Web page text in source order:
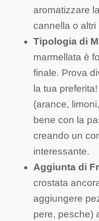
aromatizzare
cannella o altri
Tipologia di
marmellata è
finale. Prova
la tua
(arance,
bene con la
creando un
interessante.
Aggiunta di
crostata
aggiungere
pere, pesche)